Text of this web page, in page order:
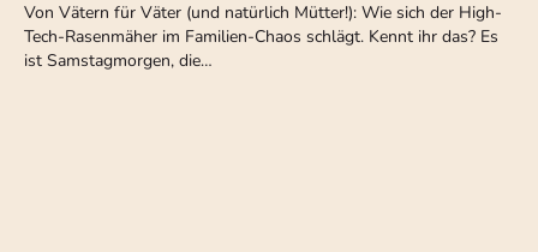
Von Vätern für Väter (und natürlich Mütter!): Wie sich der High-
Tech-Rasenmäher im Familien-Chaos schlägt. Kennt ihr das? Es
ist Samstagmorgen, die…